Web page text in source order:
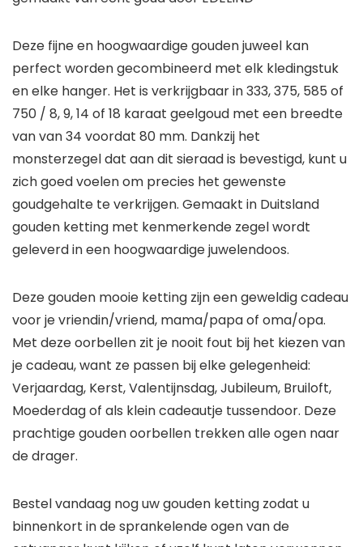
Deze fijne en hoogwaardige gouden juweel kan
perfect worden gecombineerd met elk kledingstuk
en elke hanger. Het is verkrijgbaar in 333, 375, 585 of
750 / 8, 9, 14 of 18 karaat geelgoud met een breedte
van van 34 voordat 80 mm. Dankzij het
monsterzegel dat aan dit sieraad is bevestigd, kunt u
zich goed voelen om precies het gewenste
goudgehalte te verkrijgen. Gemaakt in Duitsland
gouden ketting met kenmerkende zegel wordt
geleverd in een hoogwaardige juwelendoos.
Deze gouden mooie ketting zijn een geweldig cadeau
voor je vriendin/vriend, mama/papa of oma/opa.
Met deze oorbellen zit je nooit fout bij het kiezen van
je cadeau, want ze passen bij elke gelegenheid:
Verjaardag, Kerst, Valentijnsdag, Jubileum, Bruiloft,
Moederdag of als klein cadeautje tussendoor. Deze
prachtige gouden oorbellen trekken alle ogen naar
de drager.
Bestel vandaag nog uw gouden ketting zodat u
binnenkort in de sprankelende ogen van de